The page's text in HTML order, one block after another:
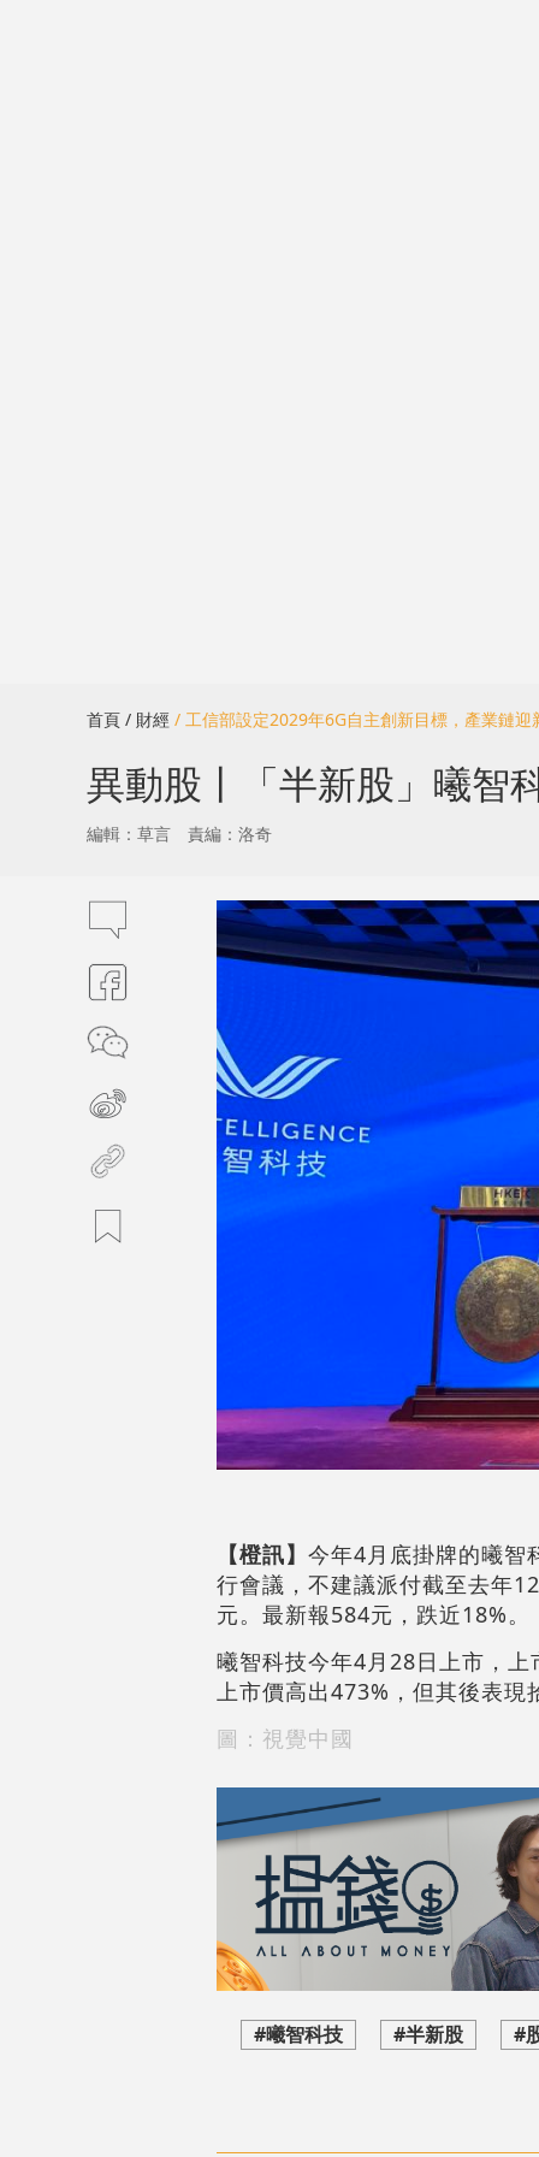
首頁 / 財經 / 工信部設定2029年6G自主創新目標，產業鏈迎
異動股丨「半新股」曦智
編輯：草言 責編：洛奇
【橙訊】 今年4月底掛牌的曦智
行會議，不建議派付截至去年
元。最新報584元，跌近18%。
曦智科技今年4月28日上市，
上市價高出473%，但其後表
圖：視覺中國
#曦智科技 #半新股 #